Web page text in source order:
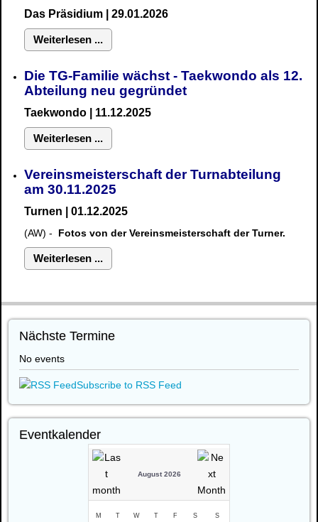
Das Präsidium | 29.01.2026
Weiterlesen ...
Die TG-Familie wächst - Taekwondo als 12.
Abteilung neu gegründet
Taekwondo | 11.12.2025
Weiterlesen ...
Vereinsmeisterschaft der Turnabteilung
am 30.11.2025
Turnen | 01.12.2025
(AW) - Fotos von der Vereinsmeisterschaft der Turner.
Weiterlesen ...
Nächste Termine
No events
Subscribe to RSS Feed
Eventkalender
August 2026
M T W T F S S